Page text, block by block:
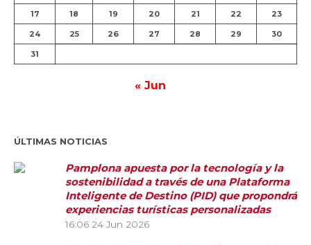
17 18 19 20 21 22 23
24 25 26 27 28 29 30
31
« Jun
ÚLTIMAS NOTICIAS
Pamplona apuesta por la tecnología y la
sostenibilidad a través de una Plataforma
Inteligente de Destino (PID) que propondrá
experiencias turísticas personalizadas
16:06 24 Jun 2026